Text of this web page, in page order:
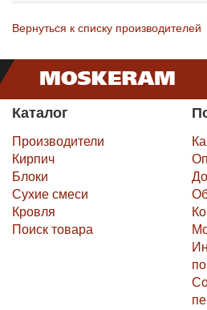
Вернуться к списку производителей
Каталог
Производители
Кирпич
Блоки
Сухие смеси
Кровля
Поиск товара